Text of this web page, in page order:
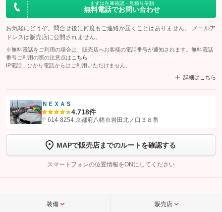
まずは在庫確認・見積り依頼
無料電話でお問い合わせ
お気軽にどうぞ。問合せ後に何度もご連絡が届くことはありません。 メールア
ドレスは販売店に公開されません。
※無料電話をご利用の場合は、販売店へお客様の電話番号が通知されます。無料電話
番号ご利用の際の注意点は こちら
IP電話、ひかり電話からはご利用いただけません。
詳細はこちら
【STEP1】認証画面でグーネットを友だち追加してから「許可する」ボタンを押
トーク画面で
ボタンをタップして問い合わせを
完了してください。
こちら
ＮＥＸＡＳ
4.718件
〒614-8254 京都府八幡市岩田北ノ口３８番
MAPで販売店までのルートを確認する
スマートフォンの位置情報をONにしてください
装備 販売店